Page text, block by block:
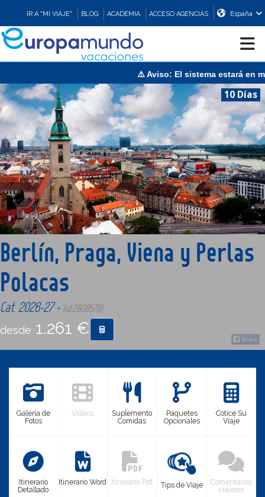
IR A "MI VIAJE" BLOG ACADEMIA ACCESO AGENCIAS España
CRUCEROS
EUROPA
ASIA
ORIENTE
PROMOCIONES
COMPRAR
⚠️ Aviso: El sistema estará en
10 Días
Berlín, Praga, Viena y Perlas
Polacas
Cat. 2026-27 - (id:2608578)
desde 1.261 €
Galería de
Fotos
Videos
Suplemento
Comidas
Paquetes
Opcionales
Cotice Su
Viaje
Itinerario
Detallado
Itinerario Word Itinerario Pdf Tips de Viaje
Comentarios
viajeros